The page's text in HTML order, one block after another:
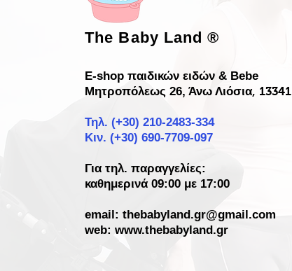
The Baby Land®
E-shop παιδικών ειδών & Bebe
Μητροπόλεως 26, Άνω Λιόσια, 13341
Τηλ. (+30)210-2483-334
Κιν. (+30) 690-7709-097
Για τηλ. παραγγελίες:
καθημερινά 09:00 με 17:00
email:thebabyland.gr@gmail.com
web: www.thebabyland.gr